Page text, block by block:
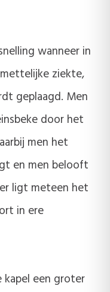
wanneer in
ziekte,
geplaagd. Men
door het
men het
en men belooft
ligt meteen het
in ere
kapel een groter